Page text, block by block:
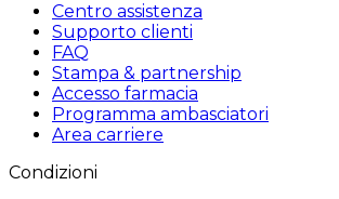
Centro assistenza
Supporto clienti
FAQ
Stampa & partnership
Accesso farmacia
Programma ambasciatori
Area carriere
Condizioni